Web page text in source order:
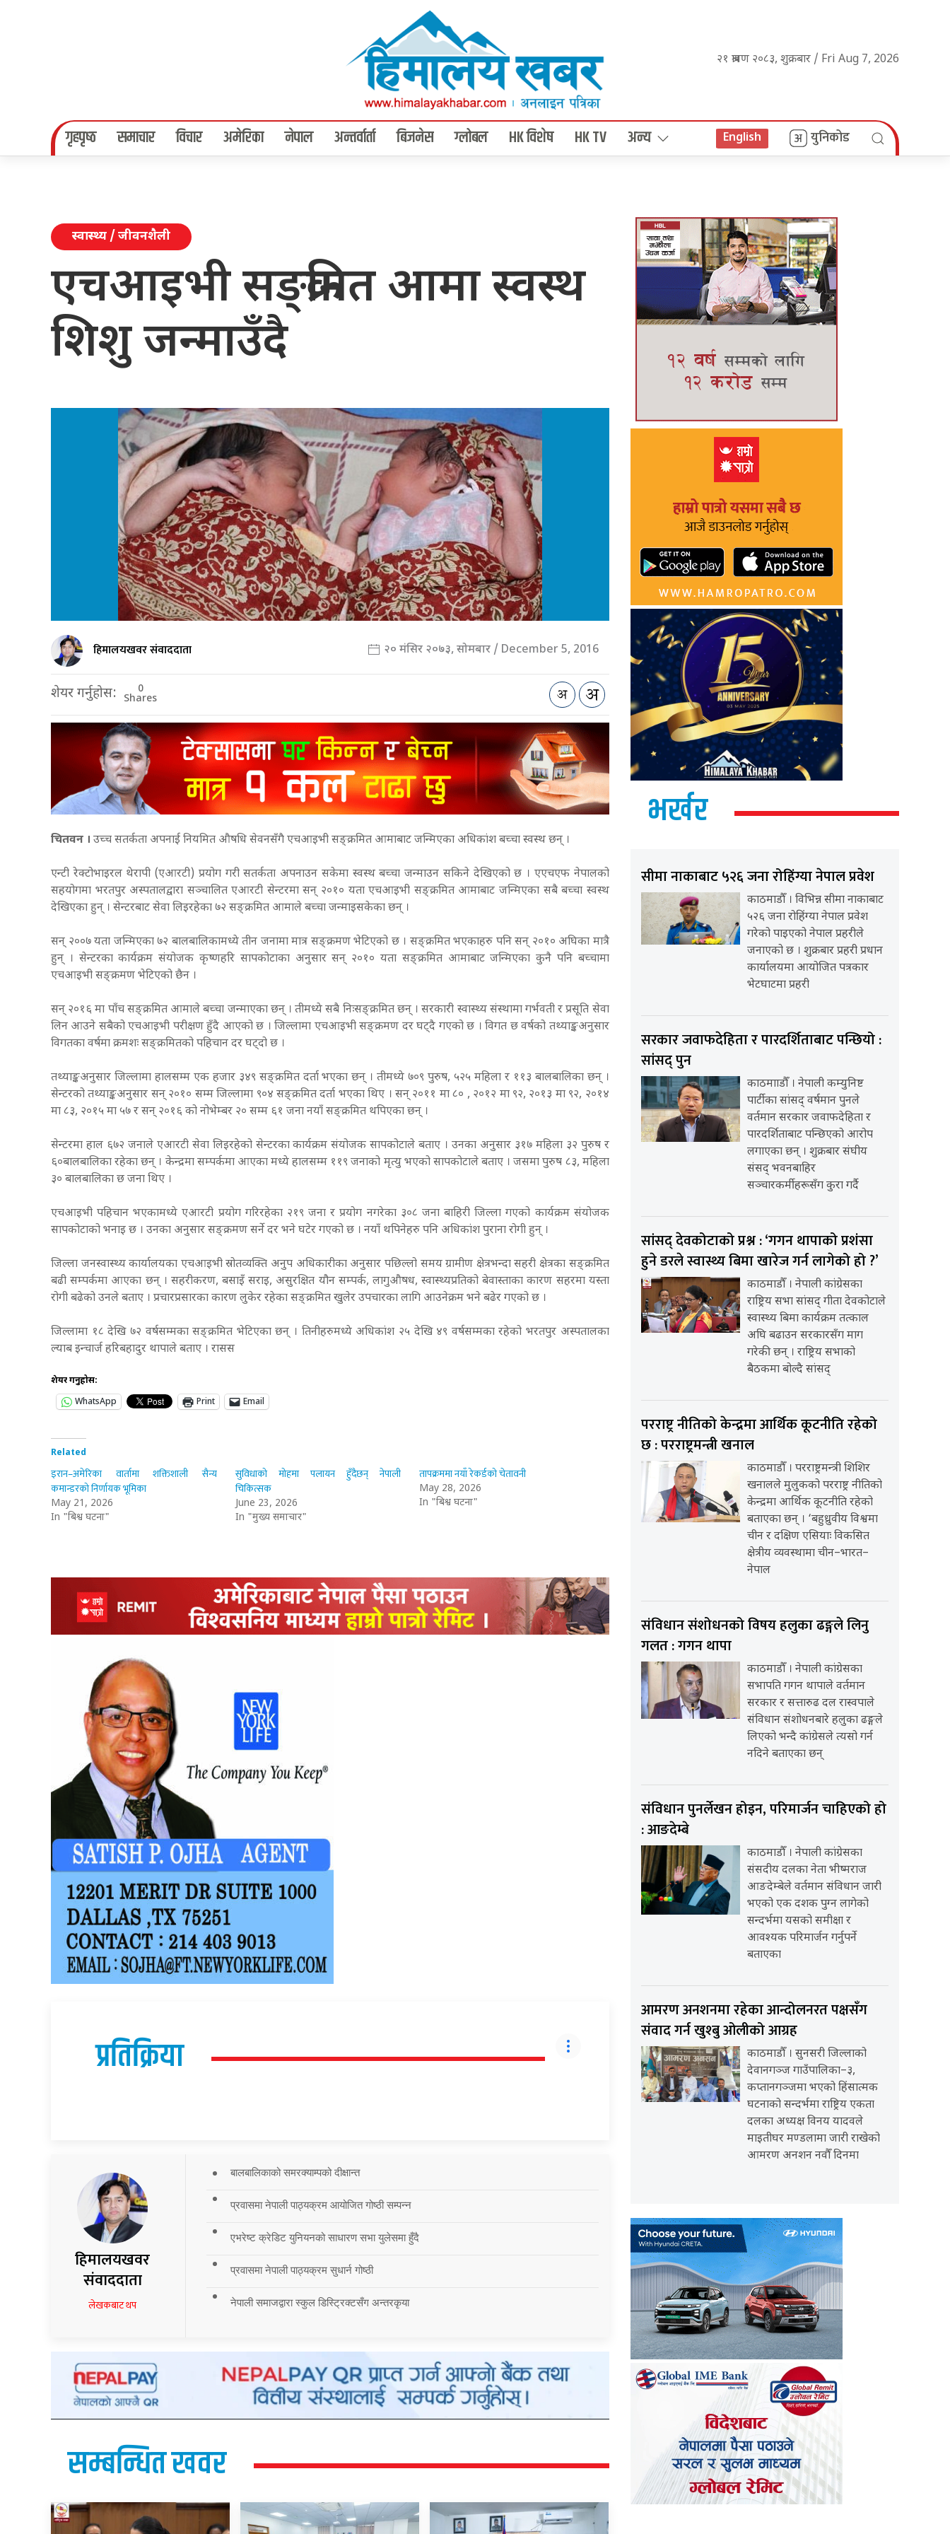
२१ श्रावण २०८३, शुक्रबार / Fri Aug 7, 2026
गृहपृष्‍ठ समाचार विचार अमेरिका नेपाल अन्तर्वार्ता बिजनेस ग्लोबल HK विशेष HK TV अन्य English युनिकोड
स्वास्थ्य / जीवनशैली
एचआइभी सङ्क्रमित आमा स्वस्थ
शिशु जन्माउँदै
हिमालयखवर संवाददाता २० मंसिर २०७३, सोमबार / December 5, 2016
शेयर गर्नुहोस: 0
Shares
चितवन । उच्च सतर्कता अपनाई नियमित औषधि सेवनसँगै एचआइभी सङ्क्रमित आमाबाट जन्मिएका अधिकांश बच्चा स्वस्थ छन् ।
एन्टी रेक्टोभाइरल थेरापी (एआरटी) प्रयोग गरी सतर्कता अपनाउन सकेमा स्वस्थ बच्चा जन्माउन सकिने देखिएको छ । एएचएफ नेपालको
सहयोगमा भरतपुर अस्पतालद्वारा सञ्चालित एआरटी सेन्टरमा सन् २०१० यता एचआइभी सङ्क्रमित आमाबाट जन्मिएका सबै बच्चा स्वस्थ
देखिएका हुन् । सेन्टरबाट सेवा लिइरहेका ७२ सङ्क्रमित आमाले बच्चा जन्माइसकेका छन् ।
सन् २००७ यता जन्मिएका ७२ बालबालिकामध्ये तीन जनामा मात्र सङ्क्रमण भेटिएको छ । सङ्क्रमित भएकाहरु पनि सन् २०१० अघिका मात्रै
हुन् । सेन्टरका कार्यक्रम संयोजक कृष्णहरि सापकोटाका अनुसार सन् २०१० यता सङ्क्रमित आमाबाट जन्मिएका कुनै पनि बच्चामा
एचआइभी सङ्क्रमण भेटिएको छैन ।
सन् २०१६ मा पाँच सङ्क्रमित आमाले बच्चा जन्माएका छन् । तीमध्ये सबै निःसङ्क्रमित छन् । सरकारी स्वास्थ्य संस्थामा गर्भवती र प्रसूति सेवा
लिन आउने सबैको एचआइभी परीक्षण हुँदै आएको छ । जिल्लामा एचआइभी सङ्क्रमण दर घट्दै गएको छ । विगत छ वर्षको तथ्याङ्कअनुसार
विगतका वर्षमा क्रमशः सङ्क्रमितको पहिचान दर घट्दो छ ।
तथ्याङ्कअनुसार जिल्लामा हालसम्म एक हजार ३४९ सङ्क्रमित दर्ता भएका छन् । तीमध्ये ७०९ पुरुष, ५२५ महिला र ११३ बालबालिका छन् ।
सेन्टरको तथ्याङ्कअनुसार सन् २०१० सम्म जिल्लामा ९०४ सङ्क्रमित दर्ता भएका थिए । सन् २०११ मा ८० , २०१२ मा ९२, २०१३ मा ९२, २०१४
मा ८३, २०१५ मा ५७ र सन् २०१६ को नोभेम्बर २० सम्म ६१ जना नयाँ सङ्क्रमित थपिएका छन् ।
सेन्टरमा हाल ६७२ जनाले एआरटी सेवा लिइरहेको सेन्टरका कार्यक्रम संयोजक सापकोटाले बताए । उनका अनुसार ३१७ महिला ३२ पुरुष र
६०बालबालिका रहेका छन् । केन्द्रमा सम्पर्कमा आएका मध्ये हालसम्म ११९ जनाको मृत्यु भएको सापकोटाले बताए । जसमा पुरुष ८३, महिला
३० बालबालिका छ जना थिए ।
एचआइभी पहिचान भएकामध्ये एआरटी प्रयोग गरिरहेका २१९ जना र प्रयोग नगरेका ३०८ जना बाहिरी जिल्ला गएको कार्यक्रम संयोजक
सापकोटाको भनाइ छ । उनका अनुसार सङ्क्रमण सर्ने दर भने घटेर गएको छ । नयाँ थपिनेहरु पनि अधिकांश पुराना रोगी हुन् ।
जिल्ला जनस्वास्थ्य कार्यालयका एचआइभी स्रोतव्यक्ति अनुप अधिकारीका अनुसार पछिल्लो समय ग्रामीण क्षेत्रभन्दा सहरी क्षेत्रका सङ्क्रमित
बढी सम्पर्कमा आएका छन् । सहरीकरण, बसाइँ सराइ, असुरक्षित यौन सम्पर्क, लागुऔषध, स्वास्थ्यप्रतिको बेवास्ताका कारण सहरमा यस्ता
रोगी बढेको उनले बताए । प्रचारप्रसारका कारण लुकेर रहेका सङ्क्रमित खुलेर उपचारका लागि आउनेक्रम भने बढेर गएको छ ।
जिल्लामा १८ देखि ७२ वर्षसम्मका सङ्क्रमित भेटिएका छन् । तिनीहरुमध्ये अधिकांश २५ देखि ४९ वर्षसम्मका रहेको भरतपुर अस्पतालका
ल्याब इन्चार्ज हरिबहादुर थापाले बताए । रासस
शेयर गर्नुहोस:
WhatsApp
Print Email
Related
इरान–अमेरिका वार्तामा शक्तिशाली सैन्य
कमान्डरको निर्णायक भूमिका
May 21, 2026
In "बिश्व घटना"
सुविधाको मोहमा पलायन हुँदैछन् नेपाली
चिकित्सक
June 23, 2026
In "मुख्य समाचार"
तापक्रममा नयाँ रेकर्डको चेतावनी
May 28, 2026
In "बिश्व घटना"
प्रतिक्रिया
हिमालयखवर
संवाददाता
लेखकबाट थप
बालबालिकाको समरक्याम्पको दीक्षान्त
प्रवासमा नेपाली पाठ्यक्रम आयोजित गोष्ठी सम्पन्न
एभरेष्ट क्रेडिट युनियनको साधारण सभा युलेसमा हुँदै
प्रवासमा नेपाली पाठ्यक्रम सुधार्न गोष्ठी
नेपाली समाजद्वारा स्कुल डिस्ट्रिक्टसँग अन्तरकृया
सम्बन्धित खवर
भर्खर
सीमा नाकाबाट ५२६ जना रोहिंग्या नेपाल प्रवेश
काठमाडौँ । विभिन्न सीमा नाकाबाट
५२६ जना रोहिंग्या नेपाल प्रवेश
गरेको पाइएको नेपाल प्रहरीले
जनाएको छ । शुक्रबार प्रहरी प्रधान
कार्यालयमा आयोजित पत्रकार
भेटघाटमा प्रहरी
सरकार जवाफदेहिता र पारदर्शिताबाट पन्छियो :
सांसद् पुन
काठमााडौँ । नेपाली कम्युनिष्ट
पार्टीका सांसद् वर्षमान पुनले
वर्तमान सरकार जवाफदेहिता र
पारदर्शिताबाट पन्छिएको आरोप
लगाएका छन् । शुक्रबार संघीय
संसद् भवनबाहिर
सञ्चारकर्मीहरूसँग कुरा गर्दै
सांसद् देवकोटाको प्रश्न : ‘गगन थापाको प्रशंसा
हुने डरले स्वास्थ्य बिमा खारेज गर्न लागेको हो ?’
काठमाडौँ । नेपाली कांग्रेसका
राष्ट्रिय सभा सांसद् गीता देवकोटाले
स्वास्थ्य बिमा कार्यक्रम तत्काल
अघि बढाउन सरकारसँग माग
गरेकी छन् । राष्ट्रिय सभाको
बैठकमा बोल्दै सांसद्
परराष्ट्र नीतिको केन्द्रमा आर्थिक कूटनीति रहेको
छ : परराष्ट्रमन्त्री खनाल
काठमाडौँ । परराष्ट्रमन्त्री शिशिर
खनालले मुलुकको परराष्ट्र नीतिको
केन्द्रमा आर्थिक कूटनीति रहेको
बताएका छन् । ‘बहुध्रुवीय विश्वमा
चीन र दक्षिण एसियाः विकसित
क्षेत्रीय व्यवस्थामा चीन–भारत–
नेपाल
संविधान संशोधनको विषय हलुका ढङ्गले लिनु
गलत : गगन थापा
काठमाडौँ । नेपाली कांग्रेसका
सभापति गगन थापाले वर्तमान
सरकार र सत्तारुढ दल रास्वपाले
संविधान संशोधनबारे हलुका ढङ्गले
लिएको भन्दै कांग्रेसले त्यसो गर्न
नदिने बताएका छन्
संविधान पुनर्लेखन होइन, परिमार्जन चाहिएको हो
: आङदेम्बे
काठमाडौँ । नेपाली कांग्रेसका
संसदीय दलका नेता भीष्मराज
आङदेम्बेले वर्तमान संविधान जारी
भएको एक दशक पुग्न लागेको
सन्दर्भमा यसको समीक्षा र
आवश्यक परिमार्जन गर्नुपर्ने
बताएका
आमरण अनशनमा रहेका आन्दोलनरत पक्षसँग
संवाद गर्न खुश्बु ओलीको आग्रह
काठमाडौँ । सुनसरी जिल्लाको
देवानगञ्ज गाउँपालिका–३,
कप्तानगञ्जमा भएको हिंसात्मक
घटनाको सन्दर्भमा राष्ट्रिय एकता
दलका अध्यक्ष विनय यादवले
माइतीघर मण्डलामा जारी राखेको
आमरण अनशन नवौँ दिनमा